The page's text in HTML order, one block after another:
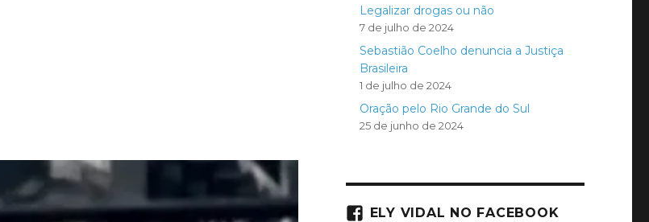
Legalizar drogas ou não
7 de julho de 2024
Sebastião Coelho denuncia a Justiça
Brasileira
1 de julho de 2024
Oração pelo Rio Grande do Sul
25 de junho de 2024
ELY VIDAL NO FACEBOOK